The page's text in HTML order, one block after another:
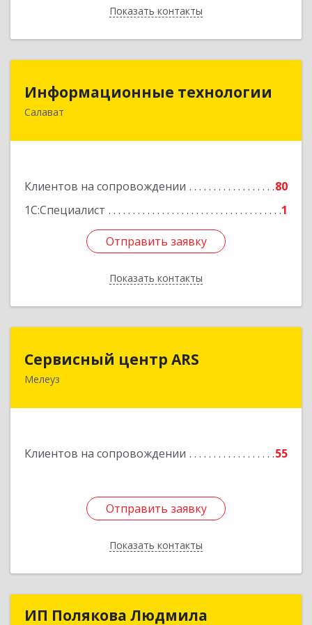
Показать контакты
Назад
Информационные технологии
Салават
Клиентов на сопровождении
80
1С:Специалист
1
Отправить заявку
Показать контакты
Информационные технологии
Отправить заявку
Назад
Сервисный центр ARS
Мелеуз
Клиентов на сопровождении 55
Отправить заявку
Показать контакты
Отправить заявку
Назад
ИП Полякова Людмила
ИП Полякова Людмила